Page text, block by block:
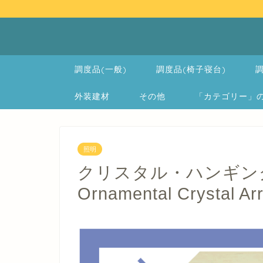
調度品(一般) 調度品(椅子寝台)
外装建材 その他 「カテゴリー
照明
クリスタル・ハンギ
Ornamental Crystal